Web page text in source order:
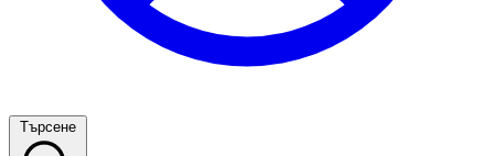
Търсене